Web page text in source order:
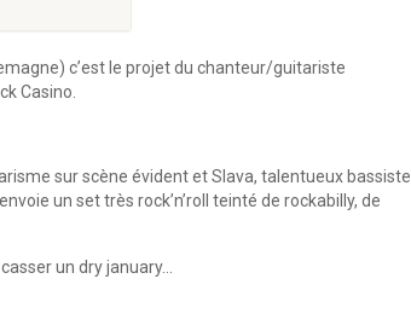
c’est le projet du chanteur/guitariste
Casino.
sur scène évident et Slava, talentueux bassiste
un set très rock’n’roll teinté de rockabilly, de
un dry january…